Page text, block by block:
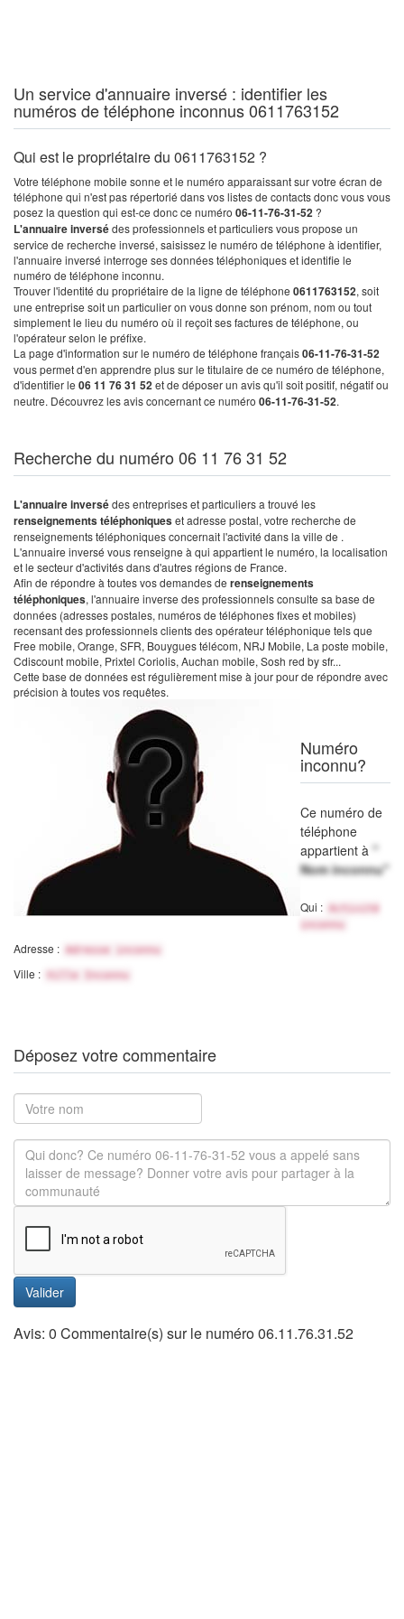
Un service d'annuaire inversé : identifier les
numéros de téléphone inconnus 0611763152
Qui est le propriétaire du 0611763152 ?
Votre téléphone mobile sonne et le numéro apparaissant sur votre écran de
téléphone qui n'est pas répertorié dans vos listes de contacts donc vous vous
posez la question qui est-ce donc ce numéro 06-11-76-31-52 ?
L'annuaire inversédes professionnels et particuliers vous propose un
service de recherche inversé, saisissez le numéro de téléphone à identifier,
l'annuaire inversé interroge ses données téléphoniques et identifie le
numéro de téléphone inconnu.
Trouver l'identité du propriétaire de la ligne de téléphone 0611763152, soit
une entreprise soit un particulier on vous donne son prénom, nom ou tout
simplement le lieu du numéro où il reçoit ses factures de téléphone, ou
l'opérateur selon le préfixe.
La page d'information sur le numéro de téléphone français06-11-76-31-52
vous permet d'en apprendre plus sur le titulaire de ce numéro de téléphone,
d'identifier le 06 11 76 31 52et de déposer un avis qu'il soit positif, négatif ou
neutre. Découvrez les avis concernant ce numéro 06-11-76-31-52.
Recherche du numéro 06 11 76 31 52
L'annuaire inversédes entreprises et particuliers a trouvé les
renseignements téléphoniqueset adresse postal, votre recherche de
renseignements téléphoniques concernait l'activité dans la ville de .
L'annuaire inversé vous renseigne à qui appartient le numéro, la localisation
et le secteur d'activités dans d'autres régions de France.
Afin de répondre à toutes vos demandes de renseignements
téléphoniques, l'annuaire inverse des professionnels consulte sa base de
données (adresses postales, numéros de téléphones fixes et mobiles)
recensant des professionnels clients des opérateur téléphonique tels que
Free mobile, Orange, SFR, Bouygues télécom, NRJ Mobile, La poste mobile,
Cdiscount mobile, Prixtel Coriolis, Auchan mobile, Sosh red by sfr...
Cette base de données est régulièrement mise à jour pour de répondre avec
précision à toutes vos requêtes.
Numéro
inconnu?
Ce numéro de
téléphone
appartient à "
Nom inconnu"
Qui :
Activité
inconnu
Adresse : Adresse inconnu
Ville : Ville Inconnu
Déposez votre commentaire
Valider
Avis: 0 Commentaire(s) sur le numéro 06.11.76.31.52